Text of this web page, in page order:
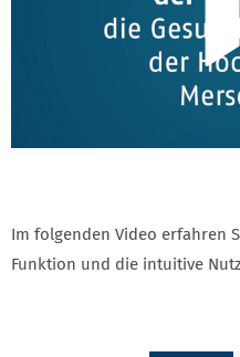
Im folgenden Video erfahren
Funktion und die intuitive